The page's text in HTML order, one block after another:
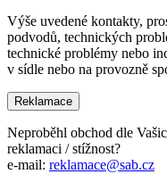
Výše uvedené kontakty,
podvodů, technických
technické problémy nebo
v sídle nebo na provozně
Reklamace
Neproběhl obchod dle
reklamaci / stížnost?
e-mail: reklamace@sab.cz